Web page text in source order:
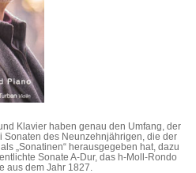
Klavier haben genau den Umfang, der
Sonaten des Neunzehnjährigen, die der
„Sonatinen“ herausgegeben hat, dazu
Sonate A-Dur, das h-Moll-Rondo
aus dem Jahr 1827.